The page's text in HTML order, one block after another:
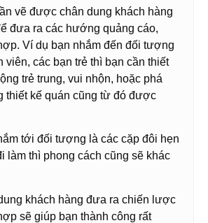
vẽ được chân dung khách hàng
đưa ra các hướng quảng cáo,
Ví dụ bạn nhắm đến đối tượng
viên, các bạn trẻ thì bạn cần thiết
trẻ trung, vui nhộn, hoặc phá
thiết kế quán cũng từ đó được
tới đối tượng là các cặp đôi hẹn
làm thì phong cách cũng sẽ khác
khách hàng đưa ra chiến lược
sẽ giúp bạn thành công rất